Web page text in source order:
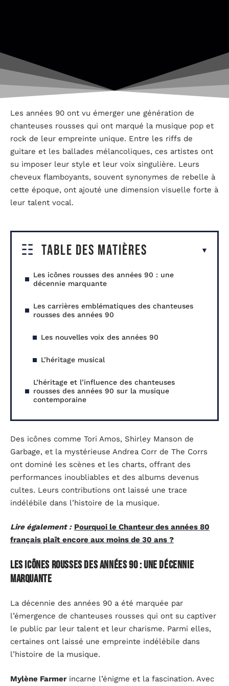
Les années 90 ont vu émerger une génération de
chanteuses rousses qui ont marqué la musique pop et
rock de leur empreinte unique. Entre les riffs de
guitare et les ballades mélancoliques, ces artistes ont
su imposer leur style et leur voix singulière. Leurs
cheveux flamboyants, souvent synonymes de rebelle à
cette époque, ont ajouté une dimension visuelle forte à
leur talent vocal.
Table des matières
Les icônes rousses des années 90 : une
décennie marquante
Les carrières emblématiques des chanteuses
rousses des années 90
Les nouvelles voix des années 90
L’héritage musical
L’héritage et l’influence des chanteuses
rousses des années 90 sur la musique
contemporaine
Des icônes comme Tori Amos, Shirley Manson de
Garbage, et la mystérieuse Andrea Corr de The Corrs
ont dominé les scènes et les charts, offrant des
performances inoubliables et des albums devenus
cultes. Leurs contributions ont laissé une trace
indélébile dans l’histoire de la musique.
Lire également : Pourquoi le Chanteur des années 80
français plaît encore aux moins de 30 ans ?
Les icônes rousses des années 90 : une décennie
marquante
La décennie des années 90 a été marquée par
l’émergence de chanteuses rousses qui ont su captiver
le public par leur talent et leur charisme. Parmi elles,
certaines ont laissé une empreinte indélébile dans
l’histoire de la musique.
Mylène Farmerincarne l’énigme et la fascination. Avec